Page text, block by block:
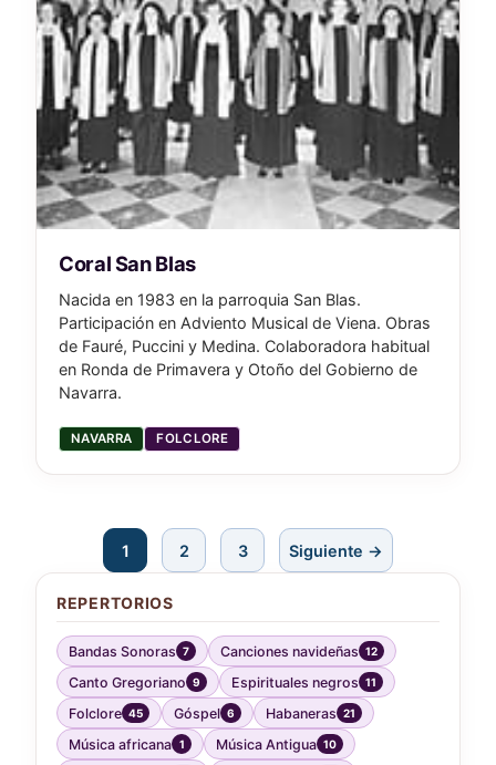
REPERTORIOS
Bandas Sonoras 7 Canciones navideñas 12
Canto Gregoriano 9 Espirituales negros 11
Folclore 45 Góspel 6 Habaneras 21
Música africana 1 Música Antigua 10
Coral San Blas
Nacida en 1983 en la parroquia San Blas.
Participación en Adviento Musical de Viena. Obras
de Fauré, Puccini y Medina. Colaboradora habitual
en Ronda de Primavera y Otoño del Gobierno de
Navarra.
NAVARRA FOLCLORE
1 2 3 Siguiente →